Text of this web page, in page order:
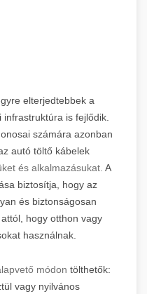
elterjedtebbek a
is fejlődik.
számára azonban
autó töltő kábelek
és alkalmazásukat. A
biztosítja, hogy az
és biztonságosan
hogy otthon vagy
használnak.
módon tölthetők:
vagy nyilvános